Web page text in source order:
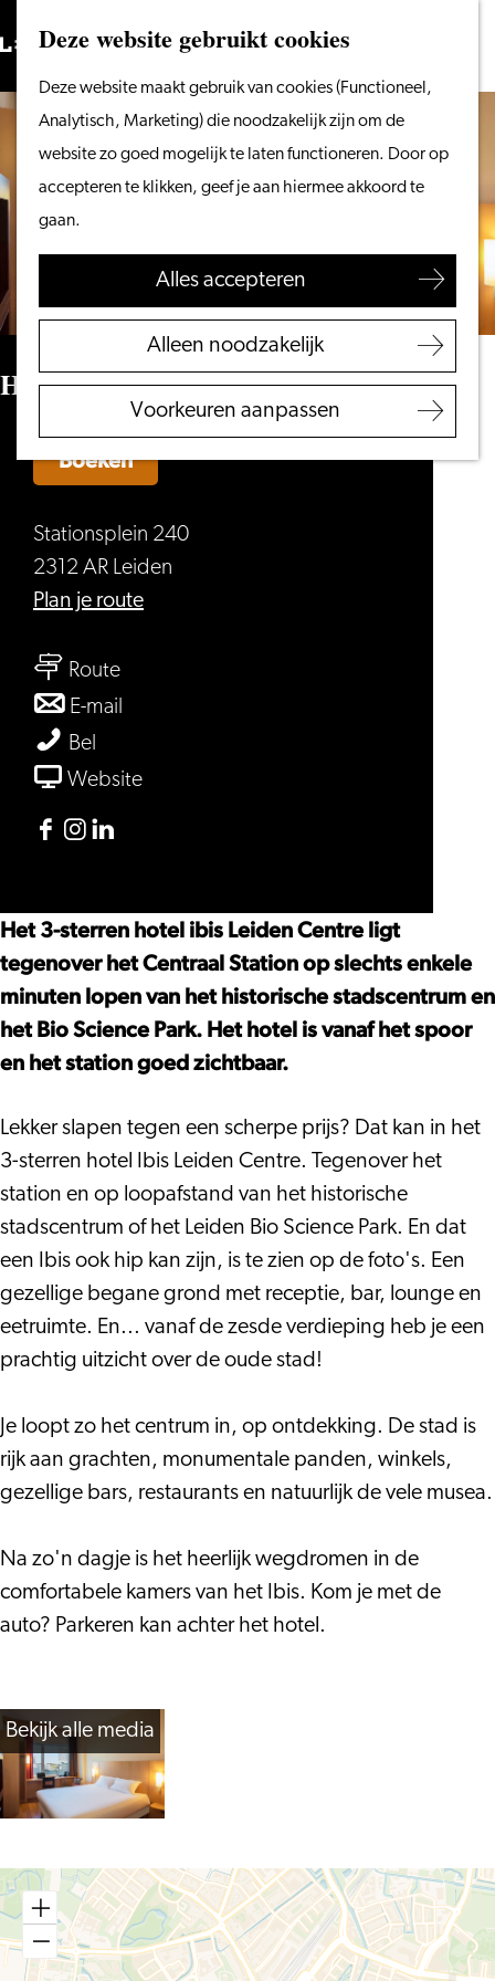
Deze website gebruikt cookies
Deze website maakt gebruik van cookies (Functioneel,
Analytisch, Marketing) die noodzakelijk zijn om de
website zo goed mogelijk te laten functioneren. Door op
accepteren te klikken, geef je aan hiermee akkoord te
gaan.
Alles accepteren
Alleen noodzakelijk
Voorkeuren aanpassen
Ga
naar
homepage
Menu
ZoekenVanaf het water
wandelen
Winkelen
Eten & drinken
Met kinderen
VVV Leiden
Bereikbaarheid
Regio Leiden
Zoeken
Hotel ibis Leiden Centre
Stationsplein 240
2312 AR Leiden
Plan je routenaar
Routenaar
Hotel
Leiden
E-mail
ibis
Bel
ibis
Centre
Websitevan
Centre
Facebook
ibis
Leiden
Centre
Instagram
ibis
Leiden
Centre
Linkedin
ibis
Leiden
Centre
Boeken
Het 3-sterren hotel ibis Leiden Centre ligt
tegenover het Centraal Station op slechts enkele
minuten lopen van het historische stadscentrum en
het Bio Science Park. Het hotel is vanaf het spoor
en het station goed zichtbaar.
Lekker slapen tegen een scherpe prijs? Dat kan in het
3-sterren hotel Ibis Leiden Centre. Tegenover het
station en op loopafstand van het historische
stadscentrum of het Leiden Bio Science Park. En dat
een Ibis ook hip kan zijn, is te zien op de foto's. Een
gezellige begane grond met receptie, bar, lounge en
eetruimte. En... vanaf de zesde verdieping heb je een
prachtig uitzicht over de oude stad!
Je loopt zo het centrum in, op ontdekking. De stad is
rijk aan grachten, monumentale panden, winkels,
gezellige bars, restaurants en natuurlijk de vele musea.
Na zo'n dagje is het heerlijk wegdromen in de
comfortabele kamers van het Ibis. Kom je met de
auto? Parkeren kan achter het hotel.
Bekijk alle media